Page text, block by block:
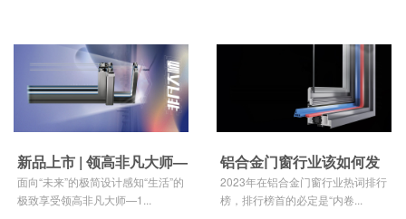
新品上市 | 领高非凡大师—
127断桥提升门窗系统始于
颜值，忠于品质
面向“未来”的极简设计感知“生活”的
极致享受领高非凡大师—1...
铝合金门窗行业该如何发
展？（2023年行业分析）
2023年在铝合金门窗行业热词排行
榜，排行榜首的必定是“内卷...